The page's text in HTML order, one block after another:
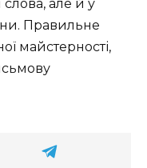
але й у
Правильне
майстерності,